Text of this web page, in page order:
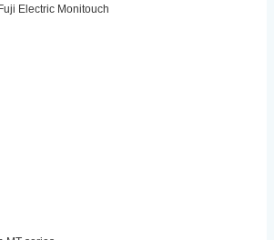
Electric Monitouch